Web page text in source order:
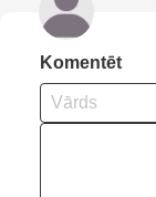
Komentēt